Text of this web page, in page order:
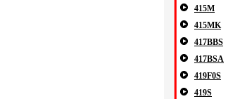
415M
415MK
417BBS
417BSA
419F0S
419S